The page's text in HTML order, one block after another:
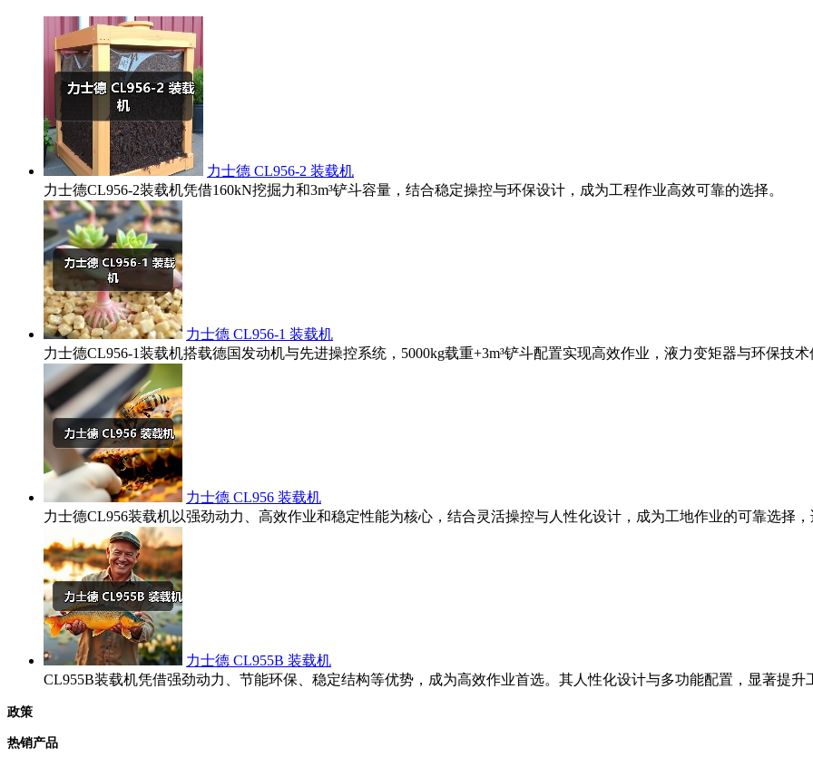
力士德 CL956-2 装载机
力士德CL956-2装载机凭借160kN挖掘力和3m³铲斗容量，结合稳定操控与环保设计，成为工程作业高效可靠的选择。
力士德 CL956-1 装载机
力士德CL956-1装载机搭载德国发动机与先进操控系统，5000kg载重+3m³铲斗配置实现高效作业，液力变矩器与环保技
力士德 CL956 装载机
力士德CL956装载机以强劲动力、高效作业和稳定性能为核心，结合灵活操控与人性化设计，成为工地作业的可靠选择
力士德 CL955B 装载机
CL955B装载机凭借强劲动力、节能环保、稳定结构等优势，成为高效作业首选。其人性化设计与多功能配置，显著提升
政策
热销产品